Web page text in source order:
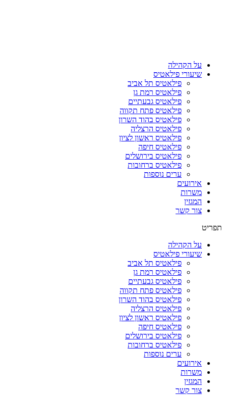
על הקהילה
שיעורי פילאטיס
פילאטיס תל אביב
פילאטיס רמת גן
פילאטיס גבעתיים
פילאטיס פתח תקווה
פילאטיס בהוד השרון
פילאטיס הרצליה
פילאטיס ראשון לציון
פילאטיס חיפה
פילאטיס בירושלים
פילאטיס ברחובות
ערים נוספות
אירועים
משרות
המגזין
צור קשר
תפריט
על הקהילה
שיעורי פילאטיס
פילאטיס תל אביב
פילאטיס רמת גן
פילאטיס גבעתיים
פילאטיס פתח תקווה
פילאטיס בהוד השרון
פילאטיס הרצליה
פילאטיס ראשון לציון
פילאטיס חיפה
פילאטיס בירושלים
פילאטיס ברחובות
ערים נוספות
אירועים
משרות
המגזין
צור קשר